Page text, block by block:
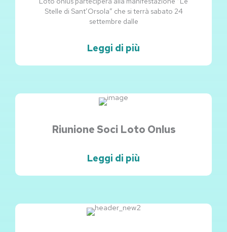
Stelle di Sant’Orsola” che si terrà sabato 24
settembre dalle
Leggi di più
Riunione Soci Loto Onlus
Leggi di più